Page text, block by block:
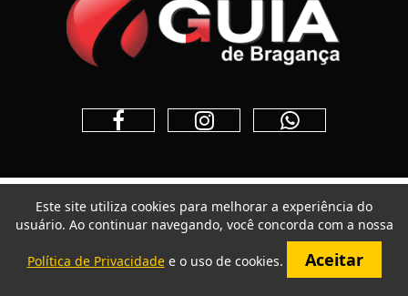
Este site utiliza cookies para melhorar a experiência do
usuário. Ao continuar navegando, você concorda com a nossa
Política de Privacidadee o uso de cookies. Aceitar